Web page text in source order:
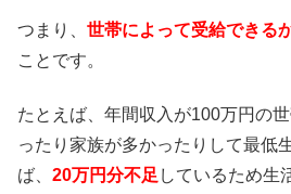
つまり、 世帯によって受給できる
ことです。
たとえば、年間収入が100万円の
ったり家族が多かったりして最低
ば、 20万円分不足 しているため生